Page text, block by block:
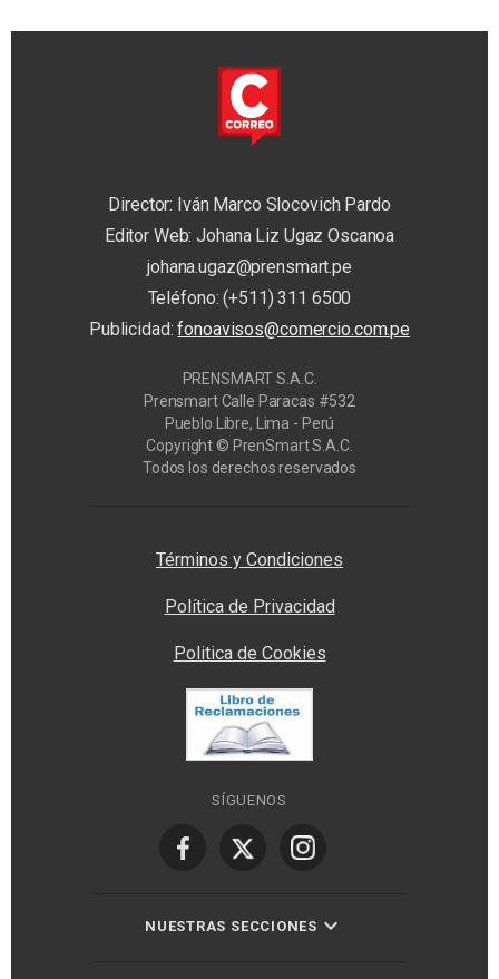
Director: Iván Marco Slocovich Pardo
Editor Web: Johana Liz Ugaz Oscanoa
johana.ugaz@prensmart.pe
Teléfono: (+511) 311 6500
Publicidad:fonoavisos@comercio.com.pe
PRENSMART S.A.C.
Prensmart Calle Paracas #532
Pueblo Libre, Lima - Perú
Copyright © PrenSmart S.A.C.
Todos los derechos reservados
Términos y Condiciones
Política de Privacidad
Politica de Cookies
SÍGUENOS
NUESTRAS SECCIONES